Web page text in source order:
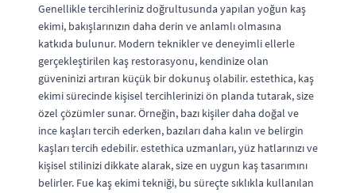
Genellikle tercihleriniz doğrultusunda yapılan yoğun kaş
ekimi, bakışlarınızın daha derin ve anlamlı olmasına
katkıda bulunur. Modern teknikler ve deneyimli ellerle
gerçekleştirilen kaş restorasyonu, kendinize olan
güveninizi artıran küçük bir dokunuş olabilir. estethica, kaş
ekimi sürecinde kişisel tercihlerinizi ön planda tutarak, size
özel çözümler sunar. Örneğin, bazı kişiler daha doğal ve
ince kaşları tercih ederken, bazıları daha kalın ve belirgin
kaşları tercih edebilir. estethica uzmanları, yüz hatlarınızı ve
kişisel stilinizi dikkate alarak, size en uygun kaş tasarımını
belirler. Fue kaş ekimi tekniği, bu süreçte sıklıkla kullanılan